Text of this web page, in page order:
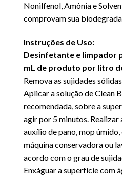
Nonilfenol, Amônia e
comprovam sua
Instruções de Uso:
Desinfetante e limpador
mL de produto por litro
Remova as sujidades
Aplicar a solução de Clean
recomendada, sobre a
agir por 5 minutos. Realizar
auxílio de pano, mop
máquina conservadora ou
acordo com o grau de
Enxáguar a superfície com